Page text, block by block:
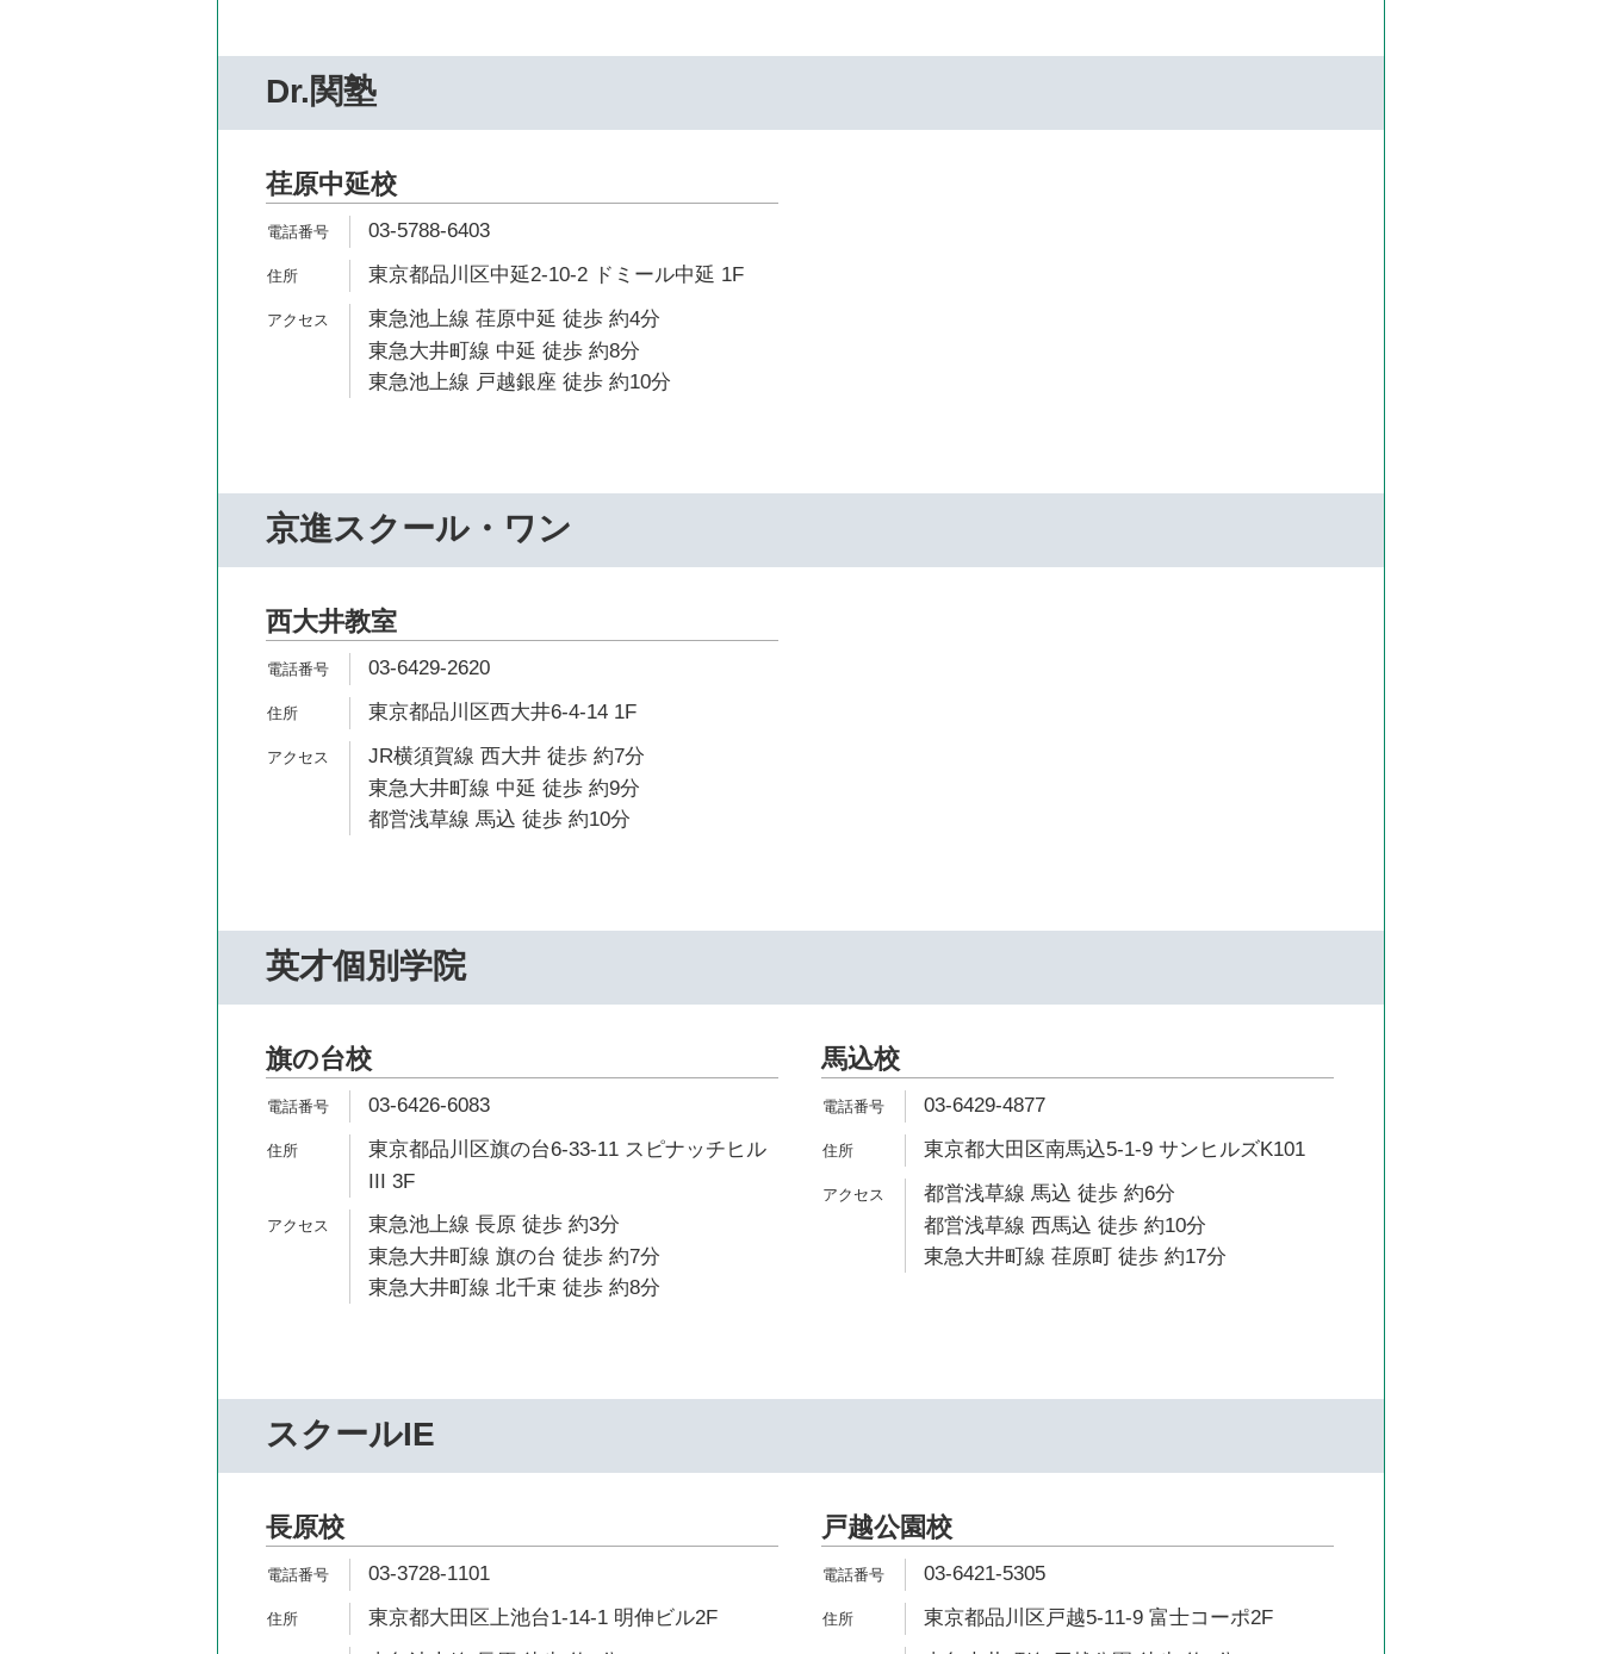
Dr.関塾
荏原中延校
03-5788-6403
東京都品川区中延2-10-2 ドミール中延 1F
東急池上線 荏原中延 徒歩 約4分
東急大井町線 中延 徒歩 約8分
東急池上線 戸越銀座 徒歩 約10分
京進スクール・ワン
西大井教室
03-6429-2620
東京都品川区西大井6-4-14 1F
JR横須賀線 西大井 徒歩 約7分
東急大井町線 中延 徒歩 約9分
都営浅草線 馬込 徒歩 約10分
英才個別学院
旗の台校
03-6426-6083
東京都品川区旗の台6-33-11 スピナッチヒル
III 3F
東急池上線 長原 徒歩 約3分
東急大井町線 旗の台 徒歩 約7分
東急大井町線 北千束 徒歩 約8分
馬込校
03-6429-4877
東京都大田区南馬込5-1-9 サンヒルズK101
都営浅草線 馬込 徒歩 約6分
都営浅草線 西馬込 徒歩 約10分
東急大井町線 荏原町 徒歩 約17分
スクールIE
長原校
03-3728-1101
東京都大田区上池台1-14-1 明伸ビル2F
戸越公園校
03-6421-5305
東京都品川区戸越5-11-9 富士コーポ2F